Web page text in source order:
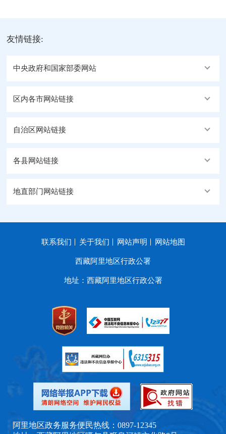
友情链接:
中央政府和国家部委网站
区内各市网站链接
自治区网站链接
各县网站链接
地直部门网站链接
联系我们 关于我们 网站声明 网站地图
西藏阿里地区行政公署
地址：西藏阿里地区行政公署
阿里地区政务服务便民热线：0897-12345